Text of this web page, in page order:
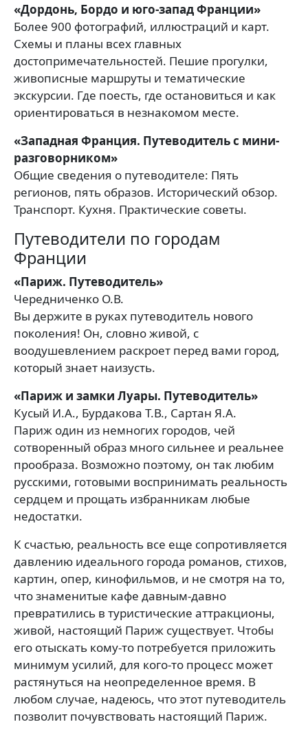
«Дордонь, Бордо и юго-запад Франции»
Более 900 фотографий, иллюстраций и карт.
Схемы и планы всех главных
достопримечательностей. Пешие прогулки,
живописные маршруты и тематические
экскурсии. Где поесть, где остановиться и как
ориентироваться в незнакомом месте.
«Западная Франция. Путеводитель с мини-
разговорником»
Общие сведения о путеводителе: Пять
регионов, пять образов. Исторический обзор.
Транспорт. Кухня. Практические советы.
Путеводители по городам
Франции
«Париж. Путеводитель»
Чередниченко О.В.
Вы держите в руках путеводитель нового
поколения! Он, словно живой, с
воодушевлением раскроет перед вами город,
который знает наизусть.
«Париж и замки Луары. Путеводитель»
Кусый И.А., Бурдакова Т.В., Сартан Я.А.
Париж один из немногих городов, чей
сотворенный образ много сильнее и реальнее
прообраза. Возможно поэтому, он так любим
русскими, готовыми воспринимать реальность
сердцем и прощать избранникам любые
недостатки.
К счастью, реальность все еще сопротивляется
давлению идеального города романов, стихов,
картин, опер, кинофильмов, и не смотря на то,
что знаменитые кафе давным-давно
превратились в туристические аттракционы,
живой, настоящий Париж существует. Чтобы
его отыскать кому-то потребуется приложить
минимум усилий, для кого-то процесс может
растянуться на неопределенное время. В
любом случае, надеюсь, что этот путеводитель
позволит почувствовать настоящий Париж.